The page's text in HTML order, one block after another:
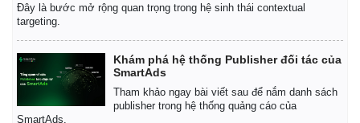
Đây là bước mở rộng quan trọng trong hệ sinh thái contextual
targeting.
Khám phá hệ thống Publisher đối tác của
SmartAds
Tham khảo ngay bài viết sau để nắm danh sách
publisher trong hệ thống quảng cáo của
SmartAds.